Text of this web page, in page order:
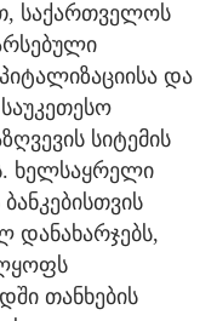
საქართველოს
და
სიტემის
ხელსაყრელი
დანახარჯებს,
თანხების